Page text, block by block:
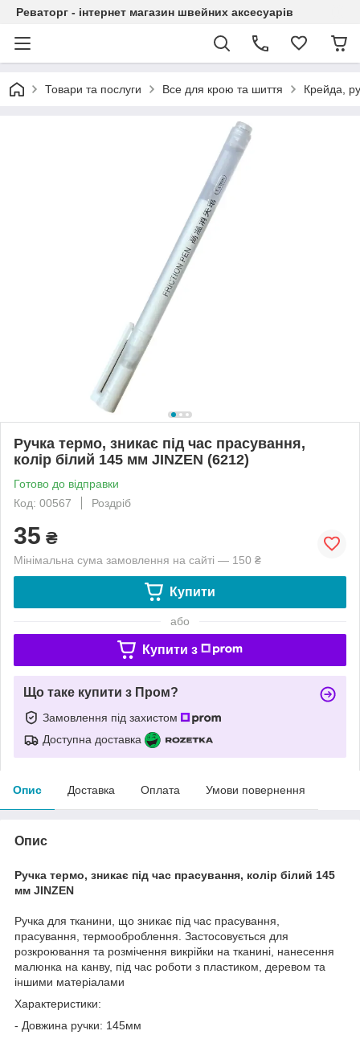
Реваторг - інтернет магазин швейних аксесуарів
Товари та послуги Все для крою та шиття Крейда,
Ручка термо, зникає під час прасування,
колір білий 145 мм JINZEN (6212)
Готово до відправки
Код: 00567
Роздріб
35 ₴
Мінімальна сума замовлення на сайті — 150 ₴
Купити
або
Купити з
Що таке купити з Пром?
Замовлення під захистом
Доступна доставка
Опис Доставка Оплата Умови повернення
Опис
Ручка термо, зникає під час прасування, колір білий 145
мм JINZEN
Ручка для тканини, що зникає під час прасування,
прасування, термооброблення. Застосовується для
розкроювання та розмічення викрійки на тканині, нанесення
малюнка на канву, під час роботи з пластиком, деревом та
іншими матеріалами
Характеристики:
- Довжина ручки: 145мм